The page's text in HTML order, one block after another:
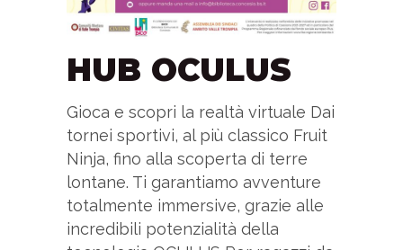
HUB OCULUS
Gioca e scopri la realtà virtuale Dai
tornei sportivi, al più classico Fruit
Ninja, fino alla scoperta di terre
lontane. Ti garantiamo avventure
totalmente immersive, grazie alle
incredibili potenzialità della